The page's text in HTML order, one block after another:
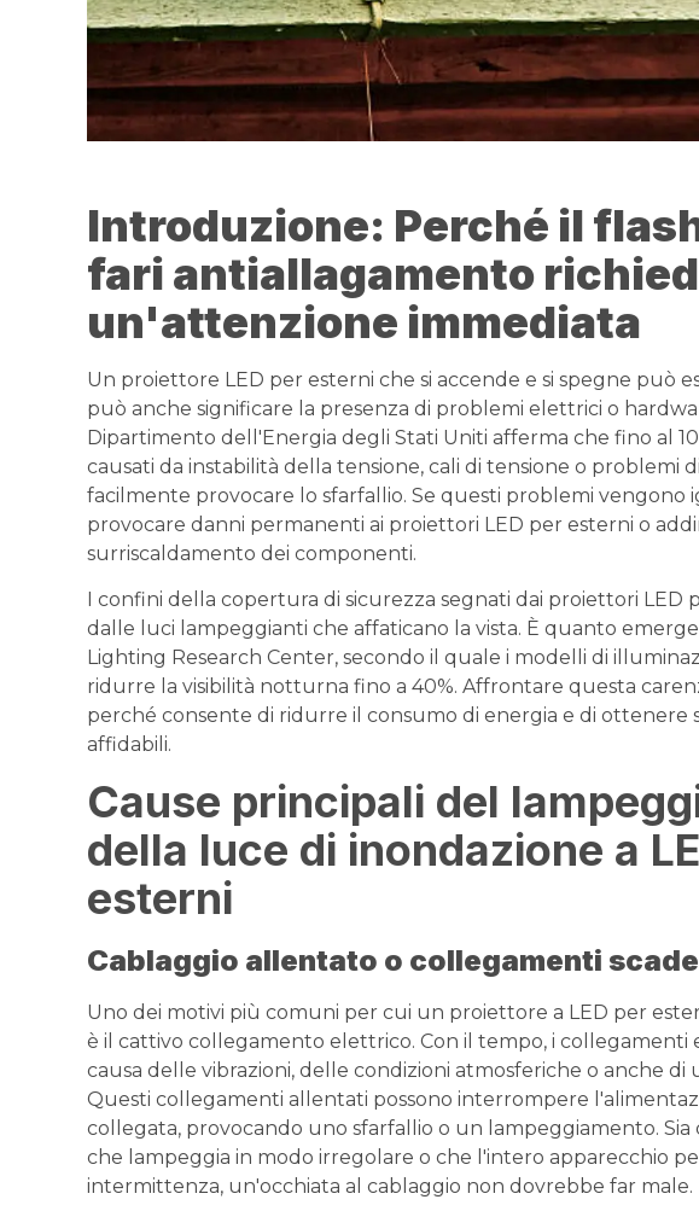
Introduzione: Perché il
fari antiallagamento
un'attenzione immediata
Un proiettore LED per esterni che si accende e si spegne può
può anche significare la presenza di problemi elettrici o
Dipartimento dell'Energia degli Stati Uniti afferma che fino al
causati da instabilità della tensione, cali di tensione o problemi
facilmente provocare lo sfarfallio. Se questi problemi vengono
provocare danni permanenti ai proiettori LED per esterni o
surriscaldamento dei componenti.
I confini della copertura di sicurezza segnati dai proiettori LED
dalle luci lampeggianti che affaticano la vista. È quanto
Lighting Research Center, secondo il quale i modelli di
ridurre la visibilità notturna fino a 40%. Affrontare questa
perché consente di ridurre il consumo di energia e di ottenere
affidabili.
Cause principali del
della luce di inondazione a
esterni
Cablaggio allentato o collegamenti
Uno dei motivi più comuni per cui un proiettore a LED per
è il cattivo collegamento elettrico. Con il tempo, i collegamenti
causa delle vibrazioni, delle condizioni atmosferiche o anche di
Questi collegamenti allentati possono interrompere
collegata, provocando uno sfarfallio o un lampeggiamento.
che lampeggia in modo irregolare o che l'intero apparecchio
intermittenza, un'occhiata al cablaggio non dovrebbe far male.